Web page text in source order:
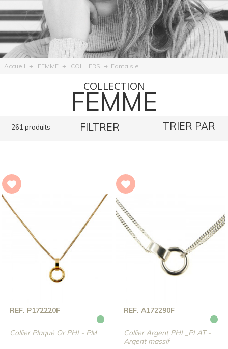
Accueil FEMME COLLIERS Fantaisie
COLLECTION
FEMME
261 produits FILTRER TRIER PAR
REF. P172220F
Collier Plaqué Or PHI - PM
REF. A172290F
Collier Argent PHI _PLAT -
Argent massif